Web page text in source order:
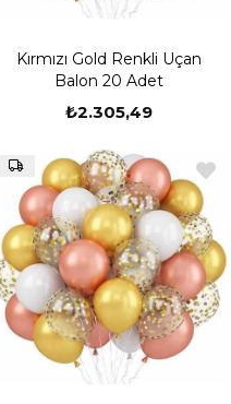
Kırmızı Gold Renkli Uçan
Balon 20 Adet
₺2.305,49